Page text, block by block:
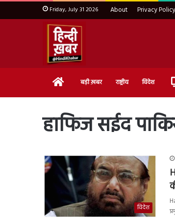
Friday, July 31 2026 About Privacy Policy
Home बड़ी ख़बर राष्ट्रीय विदेश
हाफिज सईद
विदेश